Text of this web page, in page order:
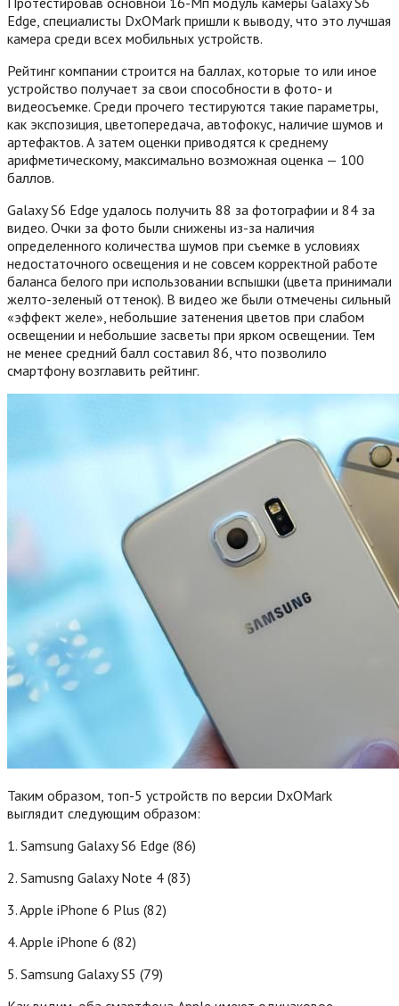
Edge, специалисты DxOMark пришли к выводу, что это лучшая
камера среди всех мобильных устройств.
Рейтинг компании строится на баллах, которые то или иное
устройство получает за свои способности в фото- и
видеосъемке. Среди прочего тестируются такие параметры,
как экспозиция, цветопередача, автофокус, наличие шумов и
артефактов. А затем оценки приводятся к среднему
арифметическому, максимально возможная оценка — 100
баллов.
Galaxy S6 Edge удалось получить 88 за фотографии и 84 за
видео. Очки за фото были снижены из-за наличия
определенного количества шумов при съемке в условиях
недостаточного освещения и не совсем корректной работе
баланса белого при использовании вспышки (цвета принимали
желто-зеленый оттенок). В видео же были отмечены сильный
«эффект желе», небольшие затенения цветов при слабом
освещении и небольшие засветы при ярком освещении. Тем
не менее средний балл составил 86, что позволило
смартфону возглавить рейтинг.
Таким образом, топ-5 устройств по версии DxOMark
выглядит следующим образом:
1. Samsung Galaxy S6 Edge (86)
2. Samusng Galaxy Note 4 (83)
3. Apple iPhone 6 Plus (82)
4. Apple iPhone 6 (82)
5. Samsung Galaxy S5 (79)